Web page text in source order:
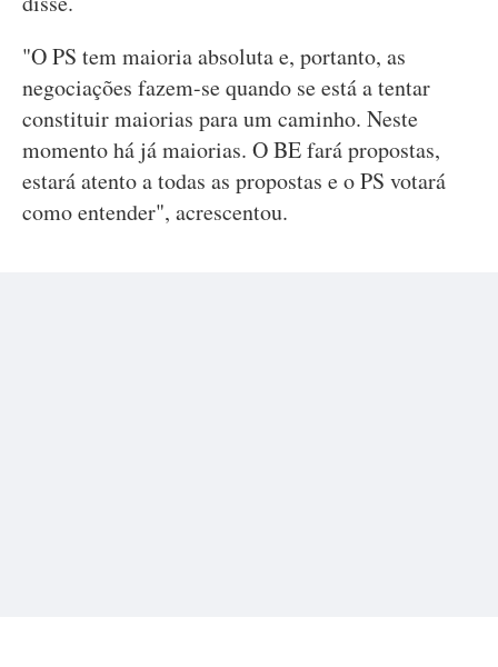
"O PS tem maioria absoluta e, portanto, as
negociações fazem-se quando se está a tentar
constituir maiorias para um caminho. Neste
momento há já maiorias. O BE fará propostas,
estará atento a todas as propostas e o PS votará
como entender", acrescentou.